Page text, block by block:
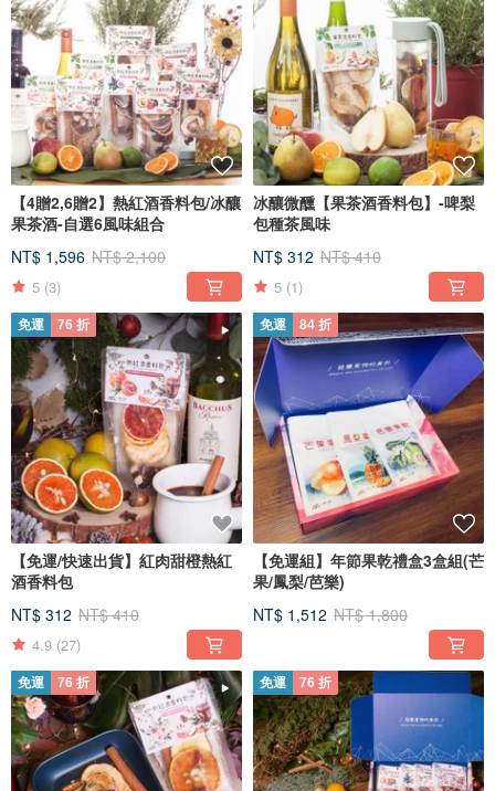
【4贈2,6贈2】熱紅酒香料包/冰釀
果茶酒-自選6風味組合
NT$ 1,596 NT$ 2,100
5 (3)
冰釀微醺【果茶酒香料包】-啤梨
包種茶風味
NT$ 312 NT$ 410
5 (1)
免運 76 折
【免運/快速出貨】紅肉甜橙熱紅
酒香料包
NT$ 312 NT$ 410
4.9 (27)
免運 84 折
【免運組】年節果乾禮盒3盒組(芒
果/鳳梨/芭樂)
NT$ 1,512 NT$ 1,800
免運 76 折 免運 76 折